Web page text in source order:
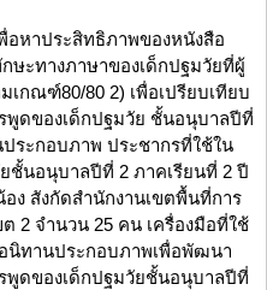
อหาประสิทธิภาพของหนังสือ
ะทางภาษาของเด็กปฐมวัยที่ผู้
กณฑ์80/80 2) เพื่อเปรียบเทียบ
พูดของเด็กปฐมวัย ชั้นอนุบาลปีที่
ระกอบภาพ ประชากรที่ใช้ใน
ชั้นอนุบาลปีที่ 2 ภาคเรียนที่ 2 ปี
อง สังกัดสำนักงานเขตพื้นที่การ
2 จำนวน 25 คน เครื่องมือที่ใช้
นิทานประกอบภาพเพื่อพัฒนา
พูดของเด็กปฐมวัยชั้นอนุบาลปีที่